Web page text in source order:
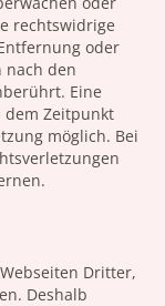
rechtswidrige
oder
nach den
Eine
dem Zeitpunkt
möglich. Bei
Dritter,
Deshalb